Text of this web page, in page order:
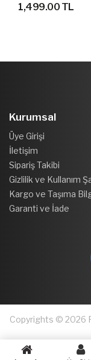
1,499.00 TL
Kurumsal
Üye Girişi
İletişim
Sipariş Takibi
Gizlilik ve Kullanım
Kargo ve Taşıma
Garanti ve İade
Copyrights © 2026